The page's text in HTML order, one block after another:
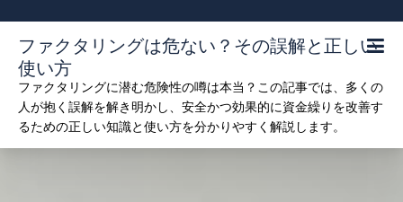
content
ファクタリングは危ない？その誤解と正しい
使い方
ファクタリングに潜む危険性の噂は本当？この記事では、多くの
人が抱く誤解を解き明かし、安全かつ効果的に資金繰りを改善す
るための正しい知識と使い方を分かりやすく解説します。